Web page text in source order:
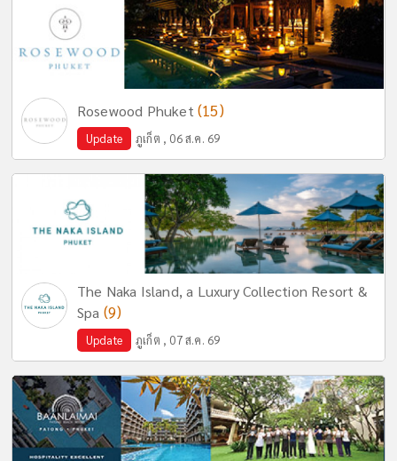
Rosewood Phuket (15)
Update ภูเก็ต , 06 ส.ค. 69
The Naka Island, a Luxury Collection Resort &
Spa (9)
Update ภูเก็ต , 07 ส.ค. 69